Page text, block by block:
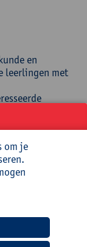
en
leerlingen met
autisme. Els
ze kinderen
werkt ze als
om je